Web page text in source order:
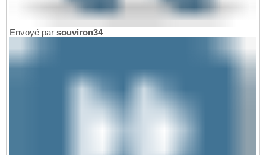
Envoyé par souviron34